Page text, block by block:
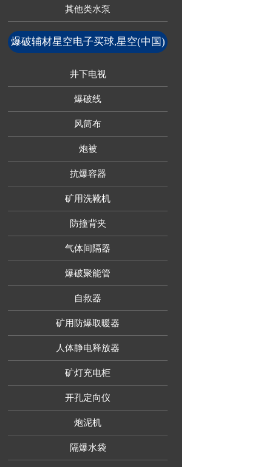
其他类水泵
爆破辅材星空电子买球,星空(中国)
井下电视
爆破线
风筒布
炮被
抗爆容器
矿用洗靴机
防撞背夹
气体间隔器
爆破聚能管
自救器
矿用防爆取暖器
人体静电释放器
矿灯充电柜
开孔定向仪
炮泥机
隔爆水袋